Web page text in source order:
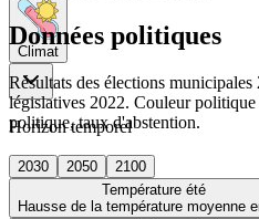
Climat
Horizon temporel
2030 2050
2100
Température été
Hausse de la température moyenne
Données politiques
Résultats des élections
législatives 2022. Couleur
politique, taux d'abstention.